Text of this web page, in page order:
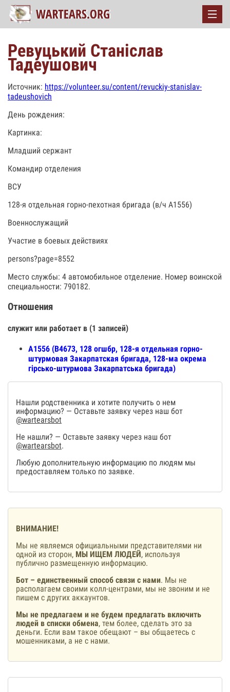
Ревуцький Станіслав
Тадеушович
Источник: https://volunteer.su/content/revuckiy-stanislav-
tadeushovich
День рождения:
Картинка:
Младший сержант
Командир отделения
ВСУ
128-я отдельная горно-пехотная бригада (в/ч А1556)
Военнослужащий
Участие в боевых действиях
persons?page=8552
Место службы: 4 автомобильное отделение. Номер воинской
специальности: 790182.
Отношения
служит или работает в (1 записей)
А1556 (В4673, 128 огшбр, 128-я отдельная горно-
штурмовая Закарпатская бригада, 128-ма окрема
гірсько-штурмова Закарпатська бригада)
Нашли родственника и хотите получить о нем
информацию? — Оставьте заявку через наш бот
@wartearsbot
Не нашли? — Оставьте заявку через наш бот
@wartearsbot.
Любую дополнительную информацию по людям мы
предоставляем только по заявке.
ВНИМАНИЕ!
Мы не являемся официальными представителями ни
одной из сторон, МЫ ИЩЕМ ЛЮДЕЙ, используя
публично размещенную информацию.
Бот – единственный способ связи с нами. Мы не
располагаем своими колл-центрами, мы не звоним и не
пишем с других аккаунтов.
Мы не предлагаем и не будем предлагать включить
людей в списки обмена, тем более, сделать это за
деньги. Если вам такое обещают – вы общаетесь с
мошенниками, а не с нами.